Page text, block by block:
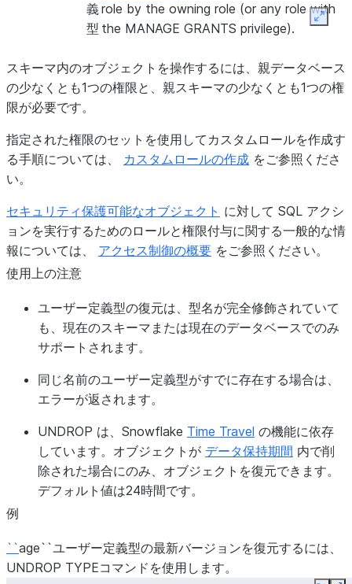
義
型
role by the owning role (or any role with
the MANAGE GRANTS privilege).
スキーマ内のオブジェクトを操作するには、親データベース
の少なくとも1つの権限と、親スキーマの少なくとも1つの権
限が必要です。
指定された権限のセットを使用してカスタムロールを作成す
る手順については、 カスタムロールの作成 をご参照くださ
い。
セキュリティ保護可能なオブジェクト に対して SQL アクシ
ョンを実行するためのロールと権限付与に関する一般的な情
報については、 アクセス制御の概要 をご参照ください。
使用上の注意
ユーザー定義型の復元は、型名が完全修飾されていて
も、現在のスキーマまたは現在のデータベースでのみ
サポートされます。
同じ名前のユーザー定義型がすでに存在する場合は、
エラーが返されます。
UNDROP は、Snowflake Time Travel の機能に依存
しています。オブジェクトが データ保持期間 内で削
除された場合にのみ、オブジェクトを復元できます。
デフォルト値は24時間です。
例
``age``ユーザー定義型の最新バージョンを復元するには、
UNDROP TYPEコマンドを使用します。